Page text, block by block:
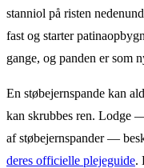
stanniol på risten
fast og starter
gange, og panden er som
En støbejernspande kan
kan skrubbes ren. Lodge
af støbejernspander —
deres officielle plejeguide.